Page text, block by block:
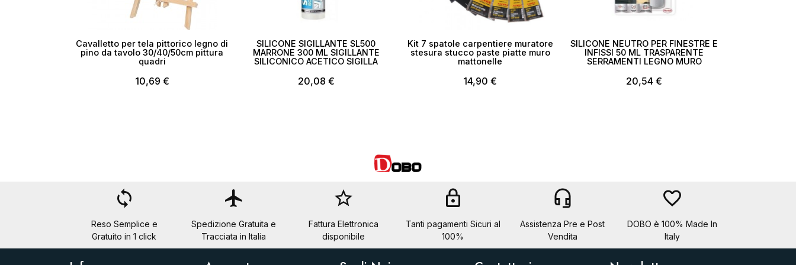
Cavalletto per tela pittorico legno di
pino da tavolo 30/40/50cm pittura
quadri
10,69 €
SILICONE SIGILLANTE SL500
MARRONE 300 ML SIGILLANTE
SILICONICO ACETICO SIGILLA
20,08 €
Kit 7 spatole carpentiere muratore
stesura stucco paste piatte muro
mattonelle
14,90 €
SILICONE NEUTRO PER FINESTRE E
INFISSI 50 ML TRASPARENTE
SERRAMENTI LEGNO MURO
20,54 €
loop
Reso Semplice e
Gratuito in 1 click
flight
Spedizione Gratuita e
Tracciata in Italia
star_border
Fattura Elettronica
disponibile
lock
Tanti pagamenti Sicuri al
100%
headset_mic
Assistenza Pre e Post
Vendita
favorite_border
DOBO è 100% Made In
Italy